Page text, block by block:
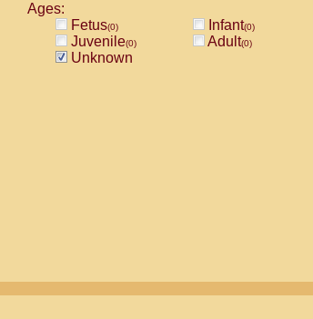
Ages:
Fetus(0) Infant(0)
Juvenile(0) Adult(0)
Unknown